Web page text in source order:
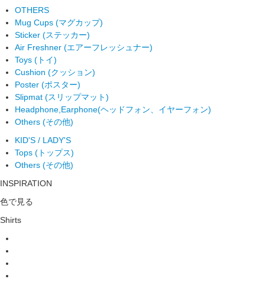
OTHERS
Mug Cups (マグカップ)
Sticker (ステッカー)
Air Freshner (エアーフレッシュナー)
Toys (トイ)
Cushion (クッション)
Poster (ポスター)
Slipmat (スリップマット)
Headphone,Earphone(ヘッドフォン、イヤーフォン)
Others (その他)
KID'S / LADY'S
Tops (トップス)
Others (その他)
INSPIRATION
色で見る
Shirts